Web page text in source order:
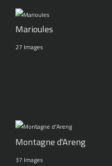
Marioules
27 Images
Montagne d'Areng
37 Images